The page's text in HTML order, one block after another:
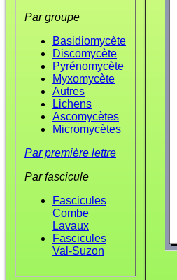
Par groupe
Basidiomycète
Discomycète
Pyrénomycète
Myxomycète
Autres
Lichens
Ascomycètes
Micromycètes
Par première lettre
Par fascicule
Fascicules
Combe
Lavaux
Fascicules
Val-Suzon